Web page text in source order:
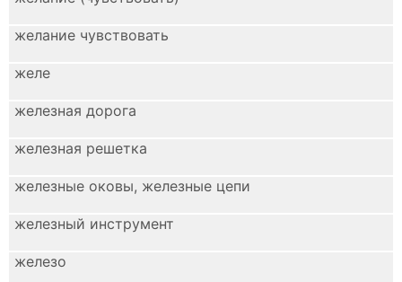
желание чувствовать
желе
железная дорога
железная решетка
железные оковы, железные цепи
железный инструмент
железо